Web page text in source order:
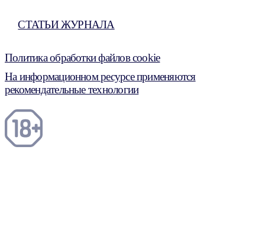
СТАТЬИ ЖУРНАЛА
Политика обработки файлов cookie
На информационном ресурсе применяются
рекомендательные технологии